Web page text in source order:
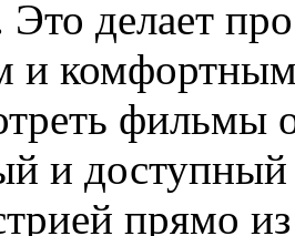
Это делает
и комфортным
фильмы
и доступный
прямо